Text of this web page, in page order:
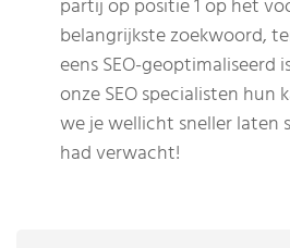
partij op positie 1 op het
belangrijkste zoekwoord,
eens SEO-geoptimaliseerd
onze SEO specialisten hun
we je wellicht sneller laten
had verwacht!